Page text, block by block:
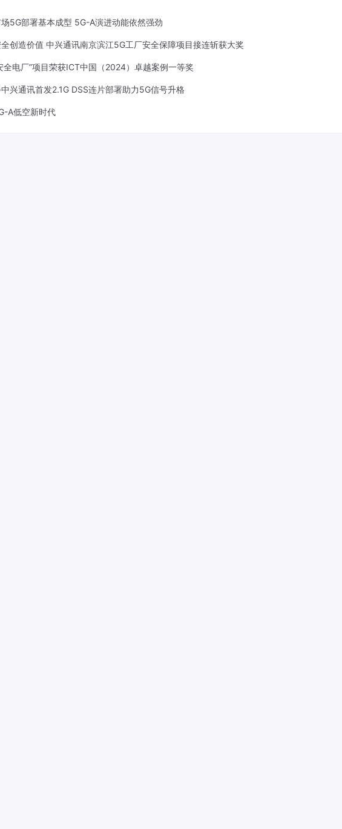
5G部署基本成型 5G-A演进动能依然强劲
创造价值 中兴通讯南京滨江5G工厂安全保障项目接连斩获大奖
全电厂”项目荣获ICT中国（2024）卓越案例一等奖
兴通讯首发2.1G DSS连片部署助力5G信号升格
A低空新时代